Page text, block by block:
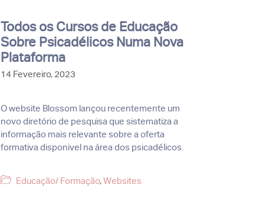
Todos os Cursos de Educação
Sobre Psicadélicos Numa Nova
Plataforma
14 Fevereiro, 2023
O website Blossom lançou recentemente um
novo diretório de pesquisa que sistematiza a
informação mais relevante sobre a oferta
formativa disponivel na área dos psicadélicos.
Categorias
Educação/ Formação,Websites